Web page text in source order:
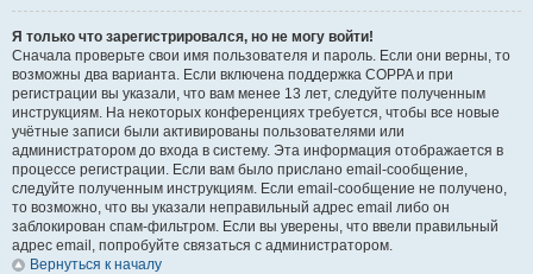
Я только что зарегистрировался, но не могу войти!
Сначала проверьте свои имя пользователя и пароль. Если они верны, то
возможны два варианта. Если включена поддержка COPPA и при
регистрации вы указали, что вам менее 13 лет, следуйте полученным
инструкциям. На некоторых конференциях требуется, чтобы все новые
учётные записи были активированы пользователями или
администратором до входа в систему. Эта информация отображается в
процессе регистрации. Если вам было прислано email-сообщение,
следуйте полученным инструкциям. Если email-сообщение не получено,
то возможно, что вы указали неправильный адрес email либо он
заблокирован спам-фильтром. Если вы уверены, что ввели правильный
адрес email, попробуйте связаться с администратором.
Вернуться к началу